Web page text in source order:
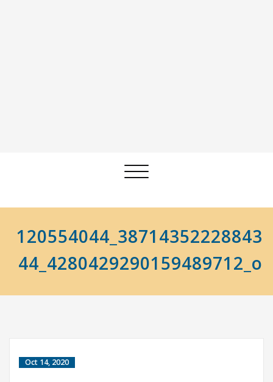
Afficher/masquer
120554044_38714352228843
44_4280429290159489712_o
Oct 14, 2020